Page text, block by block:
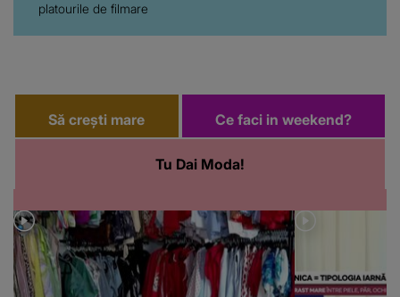
platourile de filmare
Să crești mare
Tu Dai Moda!
Ce faci in weekend?